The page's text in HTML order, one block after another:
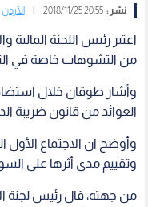
نشر :20:55 2018/11/25 الأردن
اعتبر رئيس اللجنة
من التشوهات خاصة في
وأشار طوقان خلال
العوائد من قانون ضريبة
وتقييم مدى أثرها على
من جهته، قال رئيس لجنة